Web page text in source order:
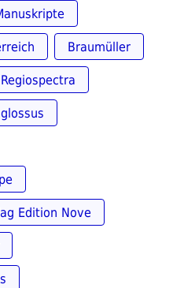
Braumüller
Regiospectra
Edition Nove